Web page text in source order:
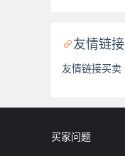
友情链接
友情链接买卖
买家问题